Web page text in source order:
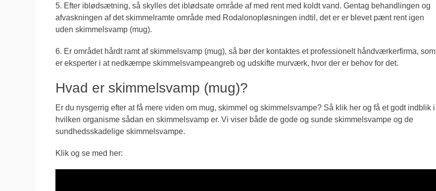
5. Efter iblødsætning, så skylles det iblødsate område af med rent med koldt vand. Gentag behandlingen og
afvaskningen af det skimmelramte område med Rodalonopløsningen indtil, det er er blevet pænt rent igen
uden skimmelsvamp (mug).
6. Er området hårdt ramt af skimmelsvamp (mug), så bør der kontaktes et professionelt håndværkerfirma, som
er eksperter i at nedkæmpe skimmelsvampeangreb og udskifte murværk, hvor der er behov for det.
Hvad er skimmelsvamp (mug)?
Er du nysgerrig efter at få mere viden om mug, skimmel og skimmelsvampe? Så klik her og få et godt indblik i
hvilken organisme sådan en skimmelsvamp er. Vi viser både de gode og sunde skimmelsvampe og de
sundhedsskadelige skimmelsvampe.
Klik og se med her: